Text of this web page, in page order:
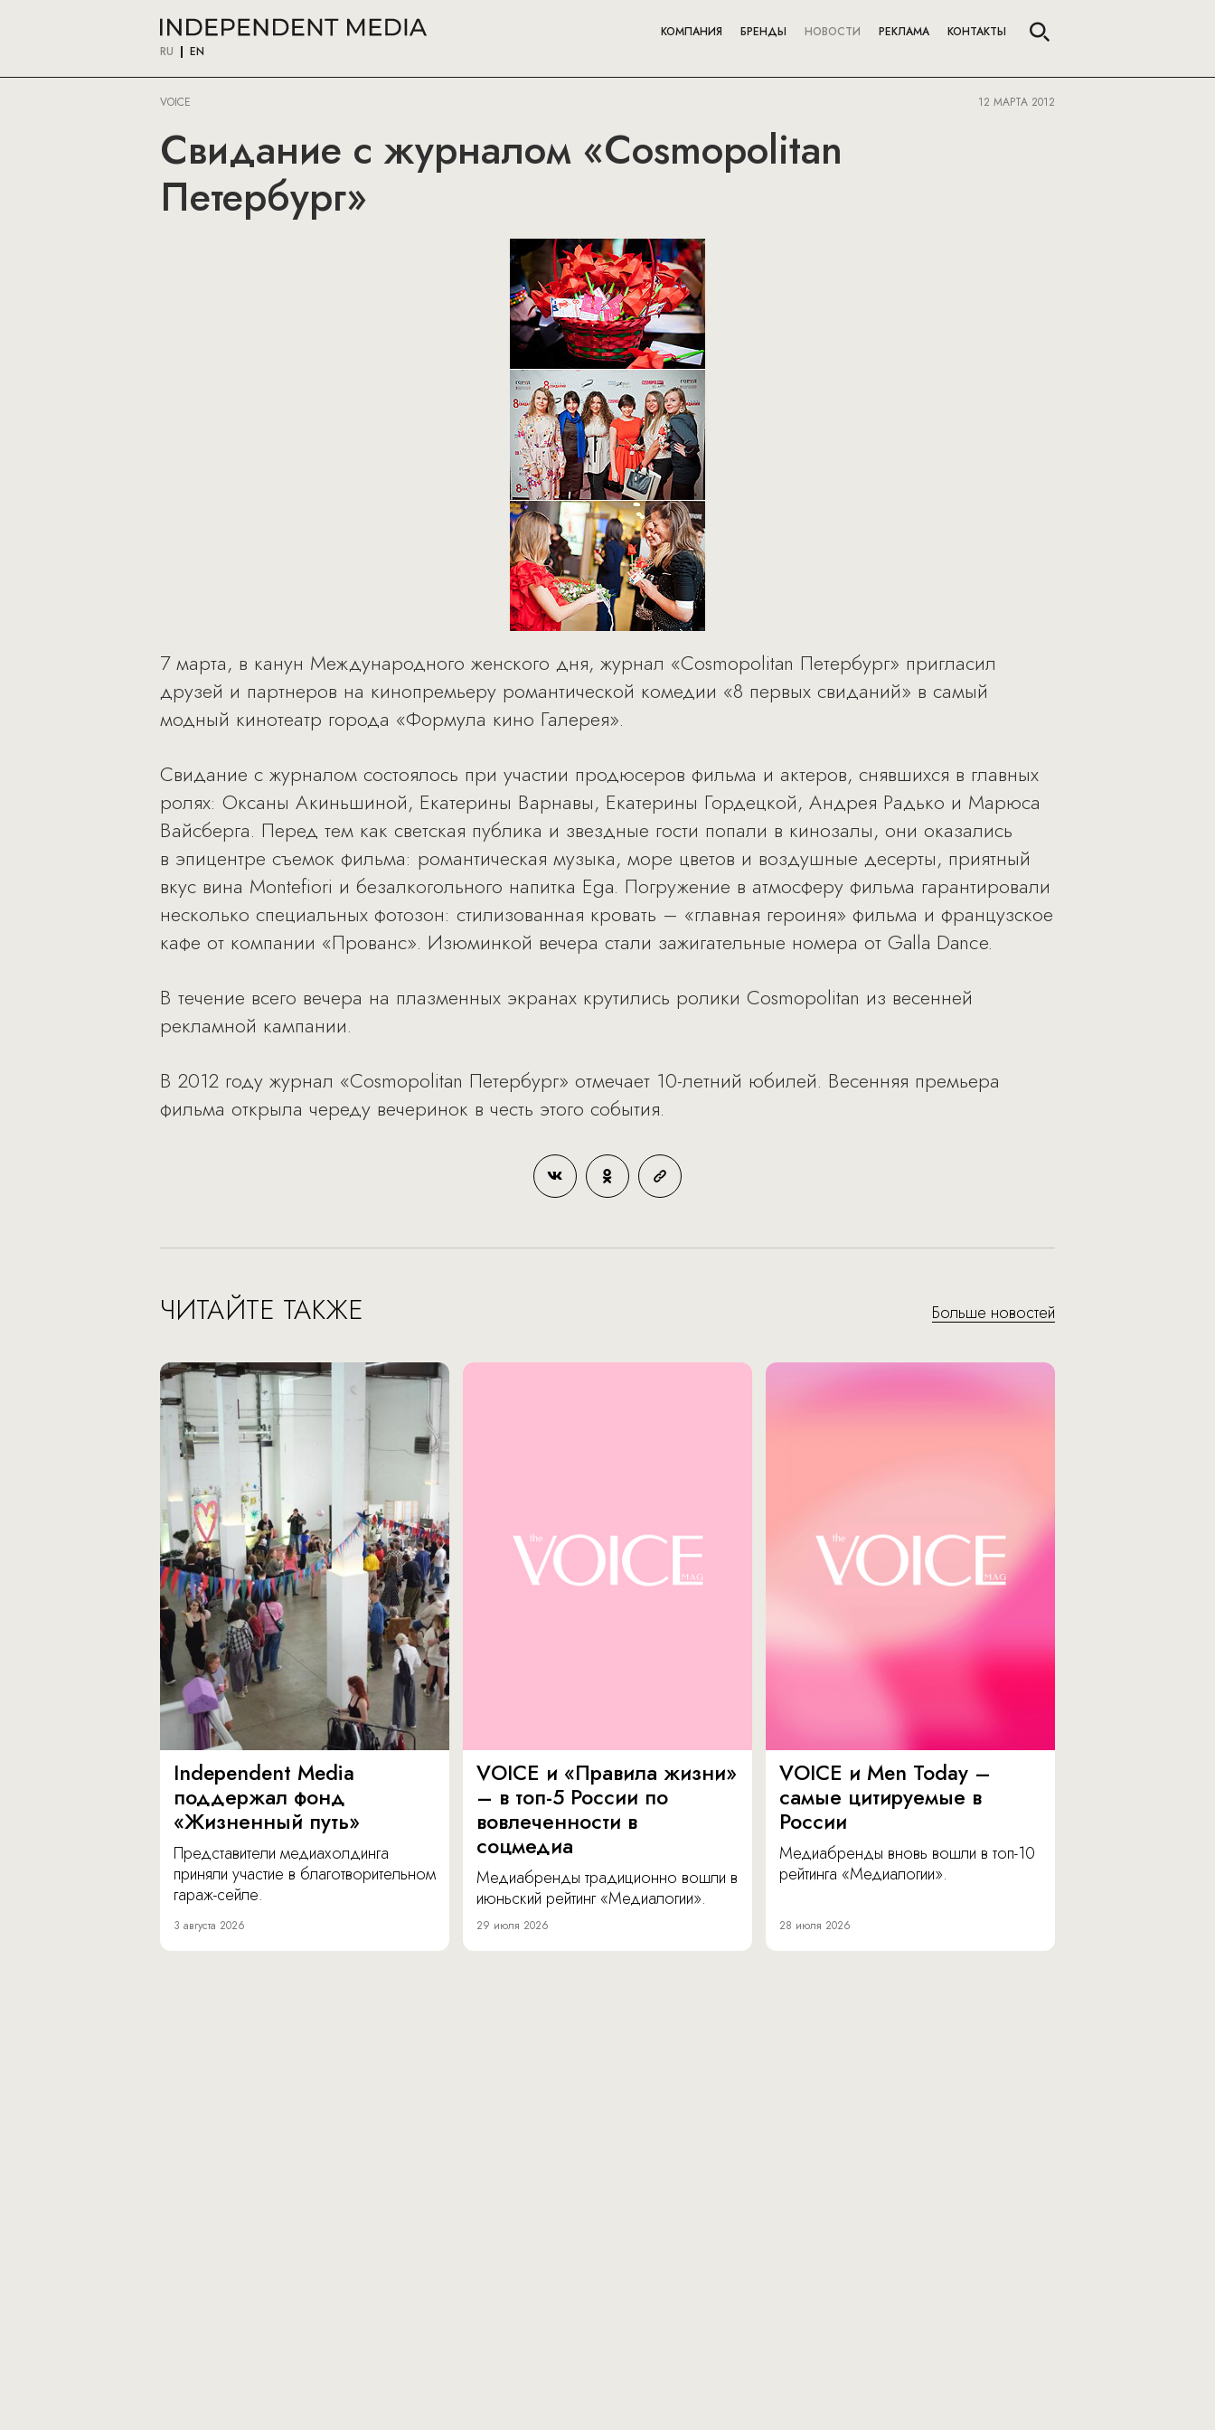
RU EN
КОМПАНИЯ БРЕНДЫ НОВОСТИ РЕКЛАМА КОНТАКТЫ
VOICE 12 МАРТА 2012
Свидание с журналом «Cosmopolitan
Петербург»
7 марта, в канун Международного женского дня, журнал «Cosmopolitan Петербург» пригласил
друзей и партнеров на кинопремьеру романтической комедии «8 первых свиданий» в самый
модный кинотеатр города «Формула кино Галерея».
Свидание с журналом состоялось при участии продюсеров фильма и актеров, снявшихся в главных
ролях: Оксаны Акиньшиной, Екатерины Варнавы, Екатерины Гордецкой, Андрея Радько и Марюса
Вайсберга. Перед тем как светская публика и звездные гости попали в кинозалы, они оказались
в эпицентре съемок фильма: романтическая музыка, море цветов и воздушные десерты, приятный
вкус вина Montefiori и безалкогольного напитка Ega. Погружение в атмосферу фильма гарантировали
несколько специальных фотозон: стилизованная кровать – «главная героиня» фильма и французское
кафе от компании «Прованс». Изюминкой вечера стали зажигательные номера от Galla Dance.
В течение всего вечера на плазменных экранах крутились ролики Cosmopolitan из весенней
рекламной кампании.
В 2012 году журнал «Cosmopolitan Петербург» отмечает 10-летний юбилей. Весенняя премьера
фильма открыла череду вечеринок в честь этого события.
ЧИТАЙТЕ ТАКЖЕ Больше новостей
Independent Media
поддержал фонд
«Жизненный путь»
Представители медиахолдинга
приняли участие в благотворительном
гараж-сейле.
3 августа 2026
VOICE и «Правила жизни»
– в топ-5 России по
вовлеченности в
соцмедиа
Медиабренды традиционно вошли в
июньский рейтинг «Медиалогии».
29 июля 2026
VOICE и Men Today –
самые цитируемые в
России
Медиабренды вновь вошли в топ-10
рейтинга «Медиалогии».
28 июля 2026